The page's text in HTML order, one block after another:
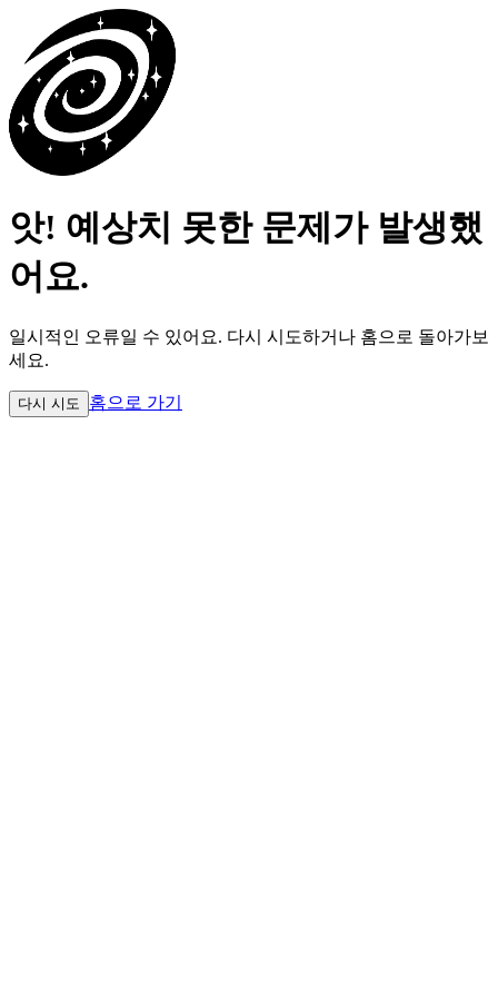
앗! 예상치 못한 문제가 발생했
어요.
일시적인 오류일 수 있어요. 다시 시도하거나 홈으로 돌아가보
세요.
다시 시도 홈으로 가기